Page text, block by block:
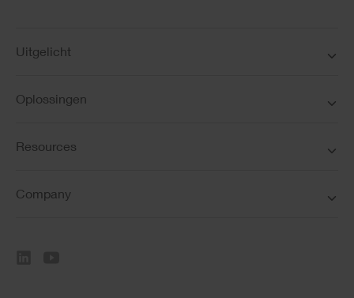
Uitgelicht
Oplossingen
Resources
Company